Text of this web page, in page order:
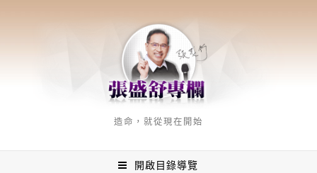
造命，就從現在開始
開啟目錄導覽